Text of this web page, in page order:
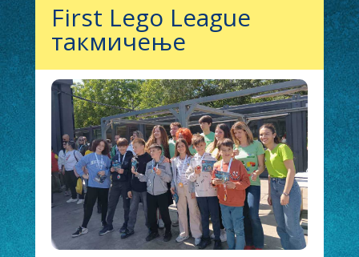
First Lego League
такмичење